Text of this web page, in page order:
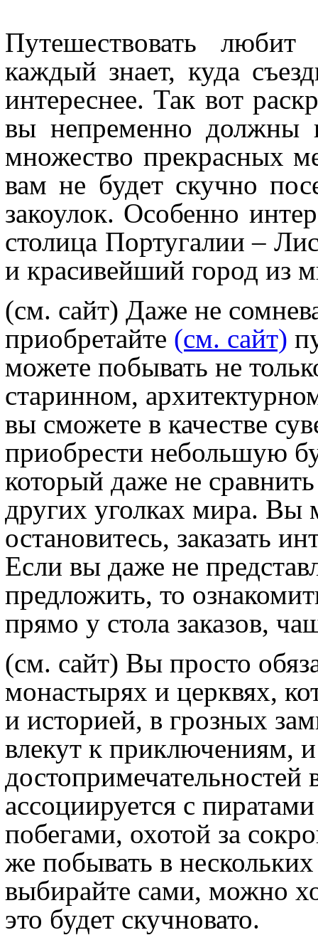
Путешествовать
каждый знает, куда
интереснее. Так вот
вы непременно должны
множество прекрасных
вам не будет скучно
закоулок. Особенно
столица Португалии –
и красивейший город из
(см. сайт) Даже не
приобретайте (см. сайт)
можете побывать не
старинном,
вы сможете в качестве
приобрести небольшую
который даже не
других уголках мира. Вы
остановитесь, заказать
Если вы даже не
предложить, то
прямо у стола заказов,
(см. сайт) Вы просто
монастырях и церквях,
и историей, в грозных
влекут к приключениям,
достопримечательностей
ассоциируется с
побегами, охотой за
же побывать в
выбирайте сами, можно
это будет скучновато.